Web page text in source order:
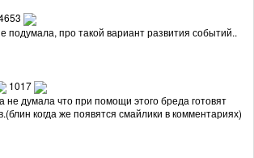
подумала, про такой вариант развития событий..
1017
не думала что при помощи этого бреда готовят
когда же появятся смайлики в комментариях)